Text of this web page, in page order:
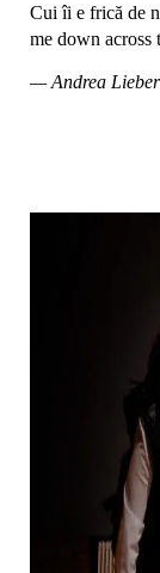
Cui îi e frică de
me down across
— Andrea Lieber